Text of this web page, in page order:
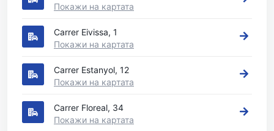
Покажи на картата
Carrer Eivissa, 1
Покажи на картата
Carrer Estanyol, 12
Покажи на картата
Carrer Floreal, 34
Покажи на картата